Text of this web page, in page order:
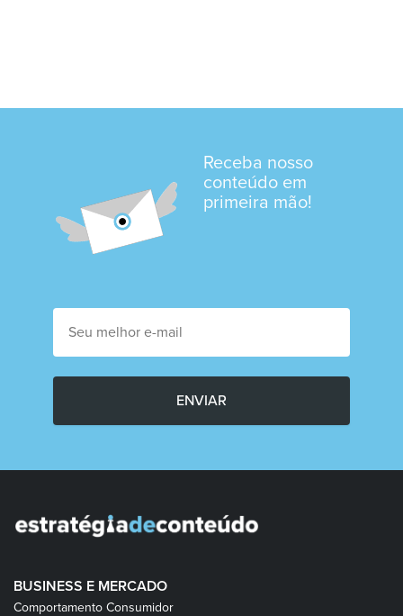
Receba nosso
conteúdo em
primeira mão!
ENVIAR
BUSINESS E MERCADO
Comportamento Consumidor